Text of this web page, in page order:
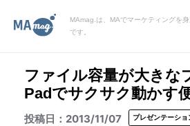
MAmag.は、MAでマーケティングを
です。
ファイル容量が大きな
Padでサクサク動かす
2013/11/07 プレゼンテーショ